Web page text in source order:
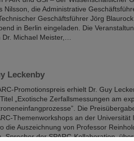
Nilsson, die Administrative
Geschäftsführer Jörg
in Berlin eingeladen. Die
Michael Meister,…
Leckenby
Promotionspreis erhielt Dr. Guy
„Exotische Zerfallsmessungen am
Die
Themenworkshops an der Universität
die Auszeichnung von Professor
Sprecher der SPARC-Kollaboration,